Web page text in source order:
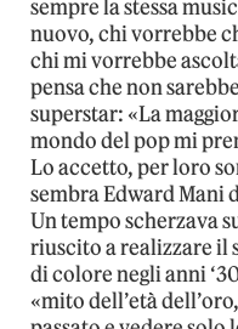
sempre la stessa
nuovo, chi vorrebbe
chi mi vorrebbe
pensa che non
superstar: «La
mondo del pop mi
Lo accetto, per loro
sembra Edward Mani
Un tempo scherzava
riuscito a realizzare il
di colore negli anni
«mito dell’età